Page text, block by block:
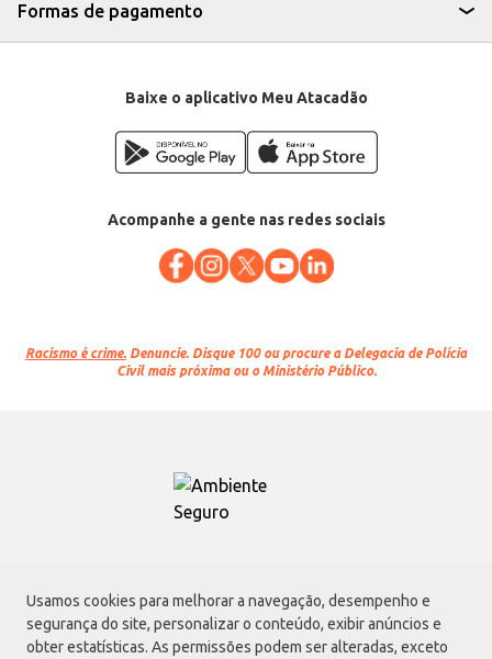
Usamos cookies para melhorar a navegação, desempenho e
segurança do site, personalizar o conteúdo, exibir anúncios e
obter estatísticas. As permissões podem ser alteradas, exceto
Formas de pagamento
Baixe o aplicativo Meu Atacadão
Acompanhe a gente nas redes sociais
Racismo é crime. Denuncie. Disque 100 ou procure a Delegacia de Polícia
Civil mais próxima ou o Ministério Público.
Atacadão S.A.
Avenida Morvan Dias de Figueiredo, 6169, Vila Maria, São Paulo - SP | CEP
02170-901 | CNPJ: 75.315.333/0001-09